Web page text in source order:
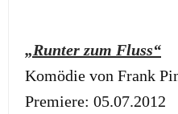
„Runter zum Fluss“
Komödie von Frank
Premiere: 05.07.2012